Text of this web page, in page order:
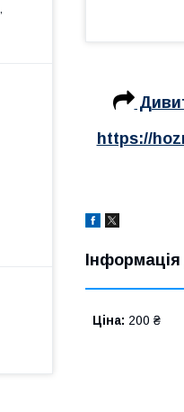
https://
Ціна: 200 ₴